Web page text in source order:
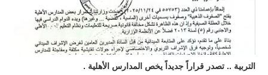
التربية .. تصدر قراراً جديداً يخص المدارس الأهلية .